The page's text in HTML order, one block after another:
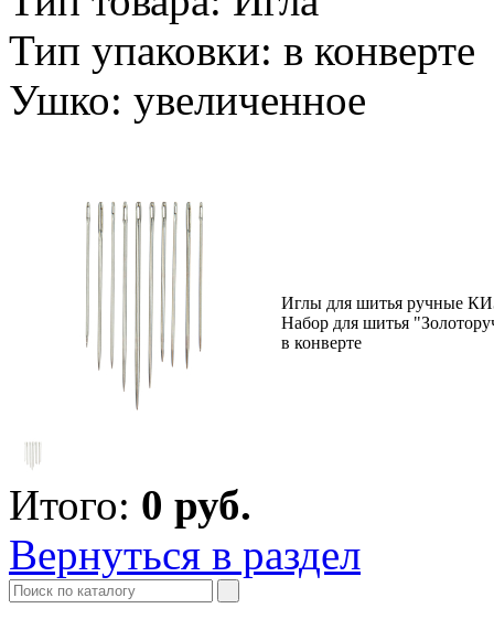
Тип упаковки: в конверте
Ушко: увеличенное
Иглы для шитья ручные
Набор для шитья
в конверте
Итого: 0 руб.
Вернуться в раздел